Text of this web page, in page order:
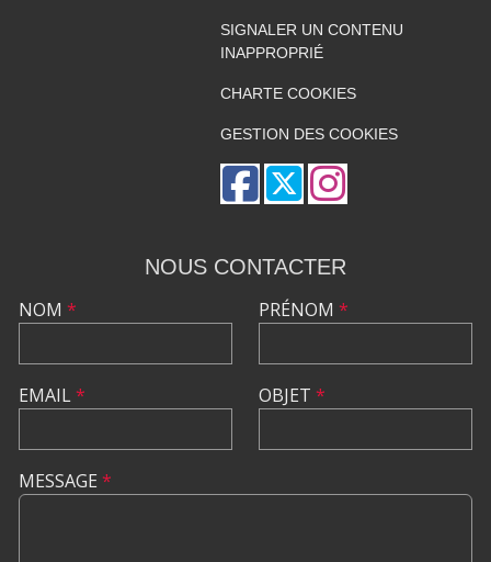
SIGNALER UN CONTENU
INAPPROPRIÉ
CHARTE COOKIES
GESTION DES COOKIES
NOUS CONTACTER
NOM *
EMAIL*
PRÉNOM *
OBJET *
MESSAGE *